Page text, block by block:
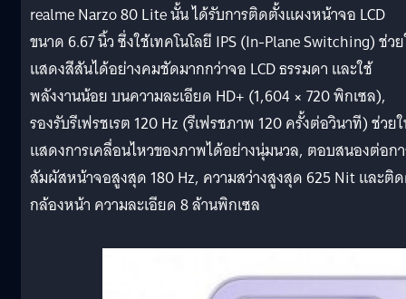
realme Narzo 80 Lite นั้น ได้รับการติดตั้งแผงหน้าจอ LCD
ขนาด 6.67 นิ้ว ซึ่งใช้เทคโนโลยี IPS (In-Plane Switching) ช่ว
แสดงสีสันได้อย่างคมชัดมากกว่าจอ LCD ธรรมดา และใช้
พลังงานน้อย บนความละเอียด HD+ (1,604 × 720 พิกเซล),
รองรับรีเฟรชเรต 120 Hz (รีเฟรชภาพ 120 ครั้งต่อวินาที) ช่วย
แสดงการเคลื่อนไหวของภาพได้อย่างนุ่มนวล, ตอบสนองต่อก
สัมผัสหน้าจอสูงสุด 180 Hz, ความสว่างสูงสุด 625 Nit และติ
กล้องหน้า ความละเอียด 8 ล้านพิกเซล